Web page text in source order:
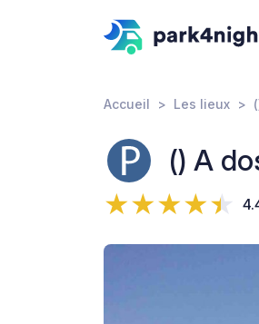
Accueil Les lieux
() A